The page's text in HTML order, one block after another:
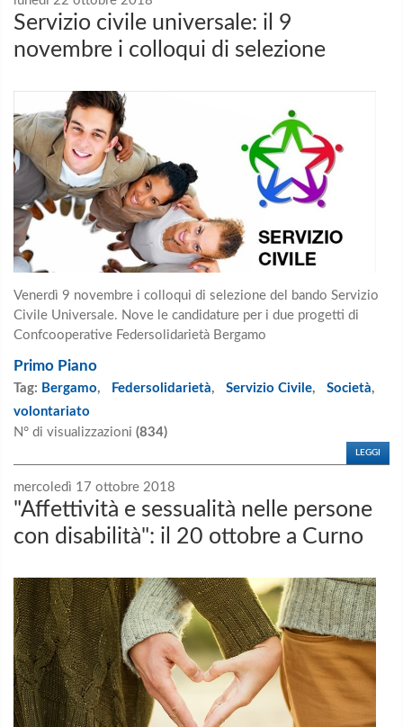
Servizio civile universale: il 9
novembre i colloqui di selezione
Venerdì 9 novembre i colloqui di selezione del bando Servizio
Civile Universale. Nove le candidature per i due progetti di
Confcooperative Federsolidarietà Bergamo
Primo Piano
Tag: Bergamo, Federsolidarietà, Servizio Civile, Società,
volontariato
N° di visualizzazioni (834)
LEGGI
mercoledì 17 ottobre 2018
"Affettività e sessualità nelle persone
con disabilità": il 20 ottobre a Curno